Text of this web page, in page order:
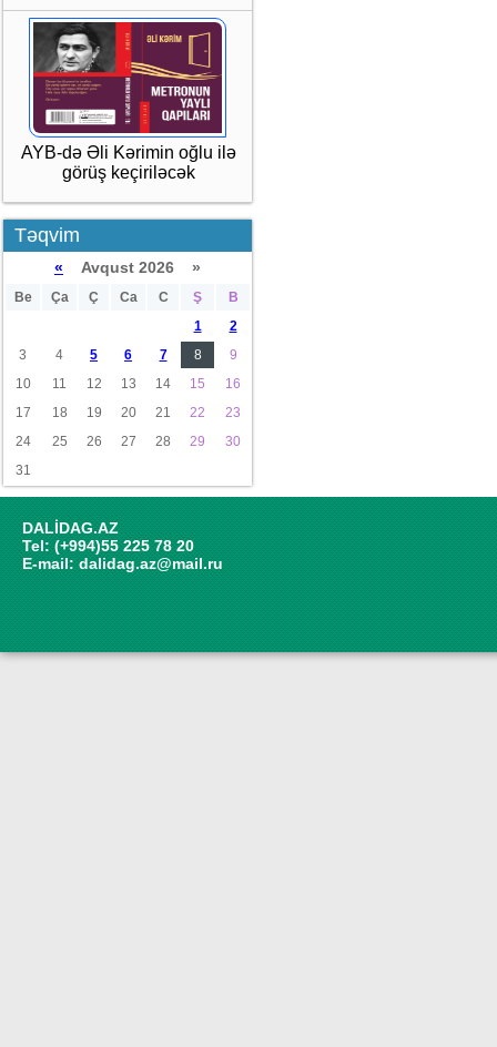
AYB-də Əli Kərimin oğlu ilə
görüş keçiriləcək
Təqvim
« Avqust 2026 »
Be Ça Ç Ca C Ş
B
1
2
3
4 5 6 7 8
9
10
11 12 13 14 15
16
17
18 19 20 21 22
23
24
25 26 27 28 29
30
31
DALİDAG.AZ
Tel: (+994)55 225 78 20
E-mail: dalidag.az@mail.ru